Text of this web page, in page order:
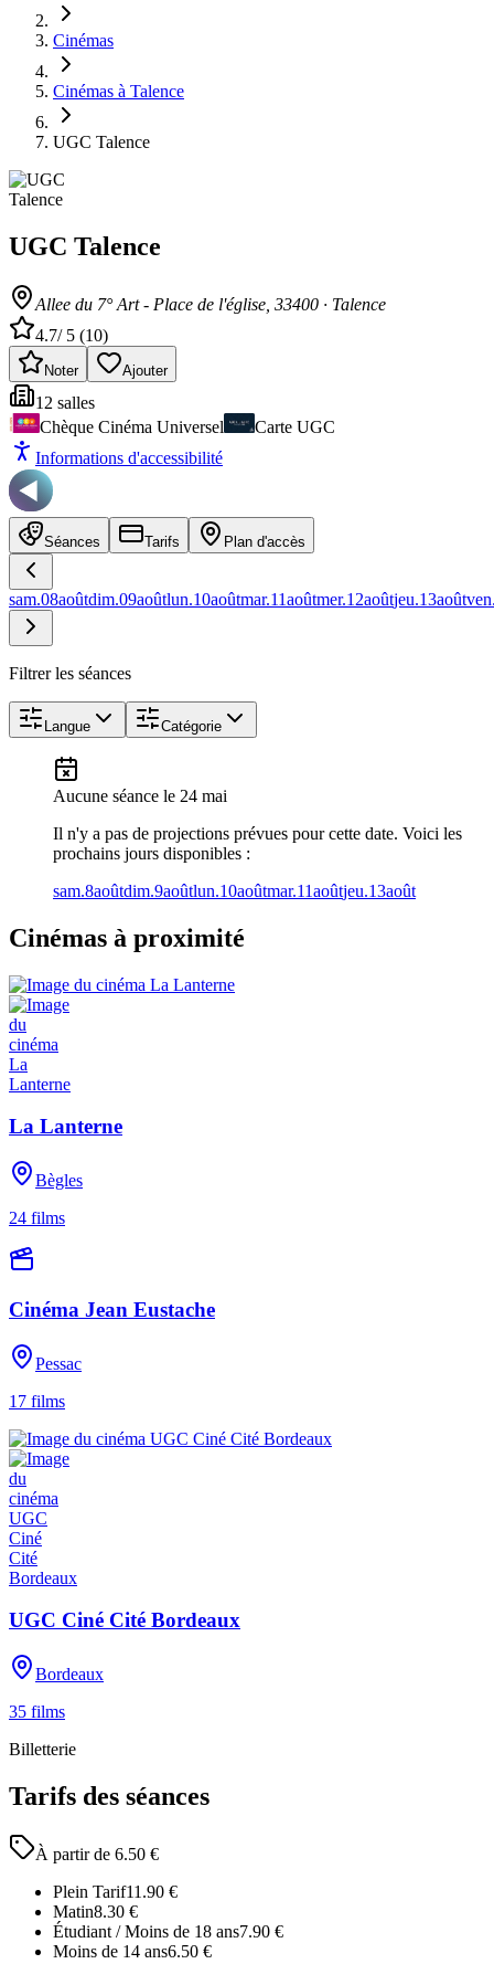
Cinémas
Cinémas à Talence
UGC Talence
UGC Talence
Allee du 7° Art - Place de l'église , 33400 · Talence
4.7/ 5 (10)
Noter Ajouter
12 salles
Chèque Cinéma Universel
Carte UGC
Informations d'accessibilité
Séances Tarifs Plan d'accès
sam.08aoûtdim.09aoûtlun.10aoûtmar.11aoûtmer.12aoûtjeu.13août
Filtrer les séances
Langue Catégorie
Aucune séance le 24 mai
Il n'y a pas de projections prévues pour cette date. Voici les
prochains jours disponibles :
sam.8aoûtdim.9aoûtlun.10aoûtmar.11aoûtjeu.13août
Cinémas à proximité
La Lanterne
Bègles
24 films
Cinéma Jean Eustache
Pessac
17 films
UGC Ciné Cité Bordeaux
Bordeaux
35 films
Billetterie
Tarifs des séances
À partir de 6.50 €
Plein Tarif11.90 €
Matin8.30 €
Étudiant / Moins de 18 ans7.90 €
Moins de 14 ans6.50 €